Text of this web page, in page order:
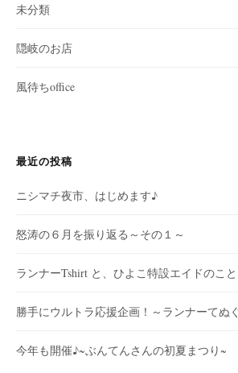
未分類
隠岐のお店
風待ちoffice
最近の投稿
ニシマチ夜市、はじめます♪
怒涛の６月を振り返る～その１～
ランナーTshirt と、ひよこ特設エイドのこと
勝手にウルトラ応援企画！～ランナーてぬ
今年も開催♪~ぶんてんさんの初夏まつり~